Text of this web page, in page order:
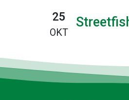
25
OKT